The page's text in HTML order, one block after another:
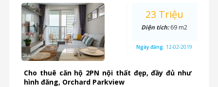
Cho thuê căn hộ 2PN nội thất đẹp, đầy đủ như
hình đăng, Orchard Parkview
23 Triệu
Diện tích:69 m2
Ngày đăng: 12-02-2019